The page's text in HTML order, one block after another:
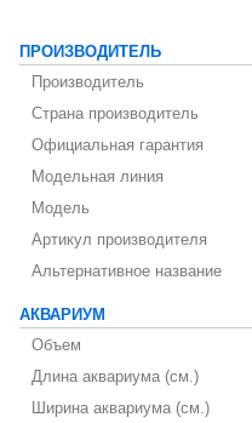
ПРОИЗВОДИТЕЛЬ
Производитель
Страна производитель
Официальная гарантия
Модельная линия
Модель
Артикул производителя
Альтернативное название
АКВАРИУМ
Объем
Длина аквариума (см.)
Ширина аквариума (см.)